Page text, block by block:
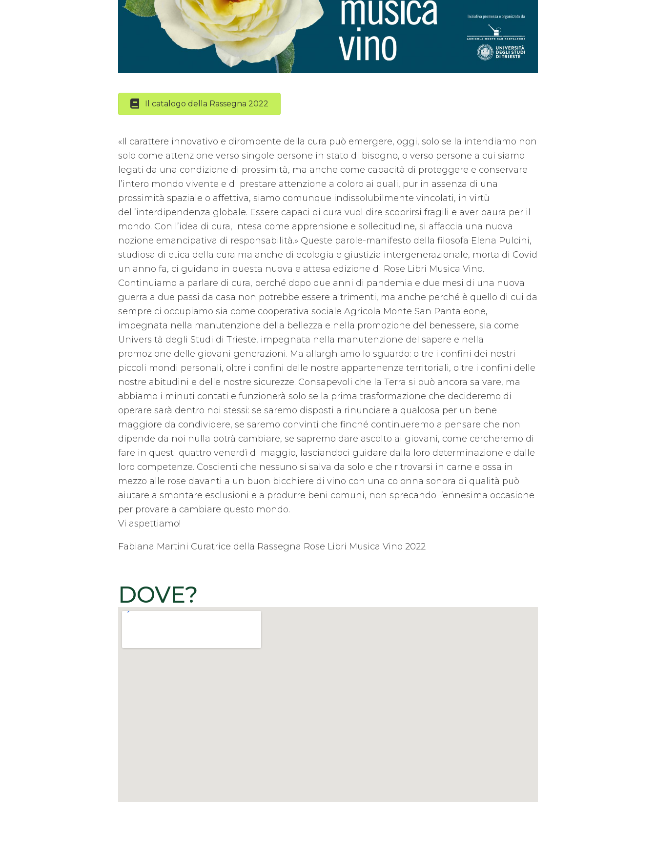
Il catalogo della Rassegna 2022
«Il carattere innovativo e dirompente della cura può emergere, oggi, solo se la intendiamo non
solo come attenzione verso singole persone in stato di bisogno, o verso persone a cui siamo
legati da una condizione di prossimità, ma anche come capacità di proteggere e conservare
l’intero mondo vivente e di prestare attenzione a coloro ai quali, pur in assenza di una
prossimità spaziale o affettiva, siamo comunque indissolubilmente vincolati, in virtù
dell’interdipendenza globale. Essere capaci di cura vuol dire scoprirsi fragili e aver paura per il
mondo. Con l’idea di cura, intesa come apprensione e sollecitudine, si affaccia una nuova
nozione emancipativa di responsabilità.» Queste parole-manifesto della filosofa Elena Pulcini,
studiosa di etica della cura ma anche di ecologia e giustizia intergenerazionale, morta di Covid
un anno fa, ci guidano in questa nuova e attesa edizione di Rose Libri Musica Vino.
Continuiamo a parlare di cura, perché dopo due anni di pandemia e due mesi di una nuova
guerra a due passi da casa non potrebbe essere altrimenti, ma anche perché è quello di cui da
sempre ci occupiamo sia come cooperativa sociale Agricola Monte San Pantaleone,
impegnata nella manutenzione della bellezza e nella promozione del benessere, sia come
Università degli Studi di Trieste, impegnata nella manutenzione del sapere e nella
promozione delle giovani generazioni. Ma allarghiamo lo sguardo: oltre i confini dei nostri
piccoli mondi personali, oltre i confini delle nostre appartenenze territoriali, oltre i confini delle
nostre abitudini e delle nostre sicurezze. Consapevoli che la Terra si può ancora salvare, ma
abbiamo i minuti contati e funzionerà solo se la prima trasformazione che decideremo di
operare sarà dentro noi stessi: se saremo disposti a rinunciare a qualcosa per un bene
maggiore da condividere, se saremo convinti che finché continueremo a pensare che non
dipende da noi nulla potrà cambiare, se sapremo dare ascolto ai giovani, come cercheremo di
fare in questi quattro venerdì di maggio, lasciandoci guidare dalla loro determinazione e dalle
loro competenze. Coscienti che nessuno si salva da solo e che ritrovarsi in carne e ossa in
mezzo alle rose davanti a un buon bicchiere di vino con una colonna sonora di qualità può
aiutare a smontare esclusioni e a produrre beni comuni, non sprecando l’ennesima occasione
per provare a cambiare questo mondo.
Vi aspettiamo!
Fabiana Martini Curatrice della Rassegna Rose Libri Musica Vino 2022
DOVE?